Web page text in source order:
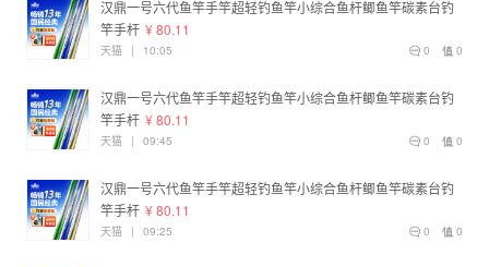
汉鼎一号六代鱼竿手竿超轻钓鱼竿小综合鱼杆鲫鱼竿碳素台钓
竿手杆 ¥ 80.11
0
0
天猫 | 10:05
汉鼎一号六代鱼竿手竿超轻钓鱼竿小综合鱼杆鲫鱼竿碳素台钓
竿手杆 ¥ 80.11
0
0
天猫 | 09:45
汉鼎一号六代鱼竿手竿超轻钓鱼竿小综合鱼杆鲫鱼竿碳素台钓
竿手杆 ¥ 80.11
0
0
天猫 | 09:25